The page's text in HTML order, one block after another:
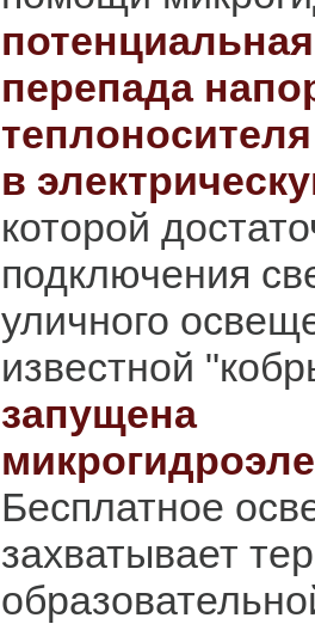
перепада
в
которой
подключения
уличного
известной
запущена
Бесплатное
захватывает